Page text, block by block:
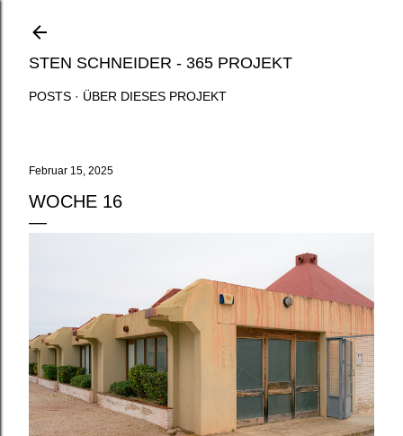
STEN SCHNEIDER - 365 PROJEKT
POSTS ÜBER DIESES PROJEKT
Februar 15, 2025
WOCHE 16